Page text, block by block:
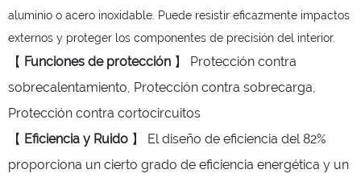
aluminio o acero inoxidable. Puede resistir eficazmente impactos
externos y proteger los componentes de precisión del interior.
【 Funciones de protección 】 Protección contra
sobrecalentamiento, Protección contra sobrecarga,
Protección contra cortocircuitos
【 Eficiencia y Ruido 】 El diseño de eficiencia del 82%
proporciona un cierto grado de eficiencia energética y un